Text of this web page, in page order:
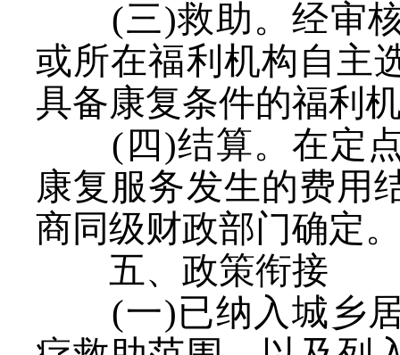
(三)救助。经审
或所在福利机构自主
具备康复条件的福利
(四)结算。在定
康复服务发生的费用
商同级财政部门确定
五、政策衔接
(一)已纳入城乡